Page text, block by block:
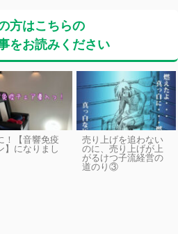
方はこちらの
をお読みください
！【音響免疫
】になりまし
売り上げを追わない
のに、売り上げが上
がるけつ子流経営の
道のり③